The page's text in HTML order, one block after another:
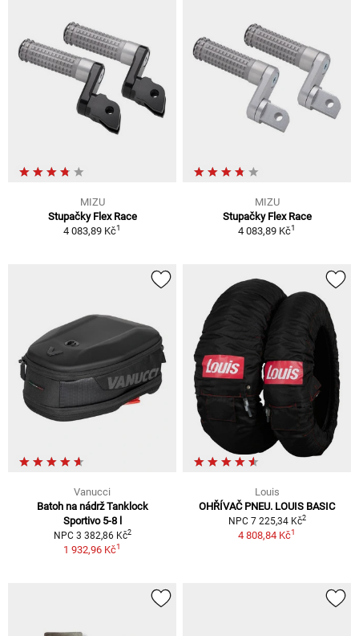
MIZU
Stupačky Flex Race
4 083,89 Kč1
MIZU
Stupačky Flex Race
4 083,89 Kč1
Vanucci
Batoh na nádrž Tanklock
Sportivo 5-8 l
NPC 3 382,86 Kč2
1 932,96 Kč1
Louis
OHŘÍVAČ PNEU. LOUIS BASIC
NPC 7 225,34 Kč2
4 808,84 Kč1